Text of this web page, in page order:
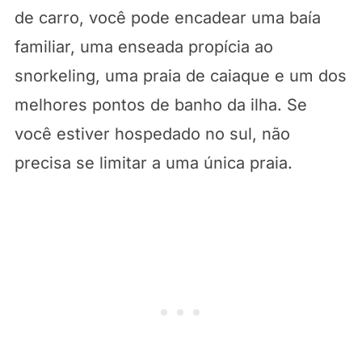
de carro, você pode encadear uma baía
familiar, uma enseada propícia ao
snorkeling, uma praia de caiaque e um dos
melhores pontos de banho da ilha. Se
você estiver hospedado no sul, não
precisa se limitar a uma única praia.